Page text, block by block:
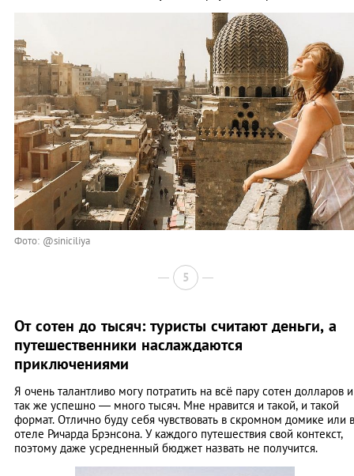
Фото: @siniciliya
5
От сотен до тысяч: туристы считают деньги, а
путешественники наслаждаются
приключениями
Я очень талантливо могу потратить на всё пару сотен долларов и
так же успешно ― много тысяч. Мне нравится и такой, и такой
формат. Отлично буду себя чувствовать в скромном домике или в
отеле Ричарда Брэнсона. У каждого путешествия свой контекст,
поэтому даже усредненный бюджет назвать не получится.